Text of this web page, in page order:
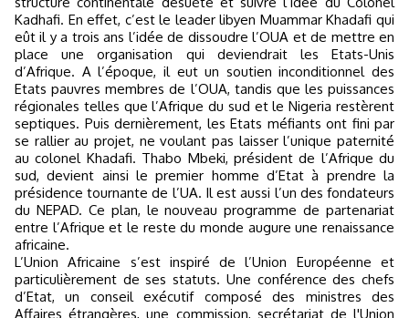
Kadhafi. En effet, c’est le leader libyen Muammar Khadafi qui
eût il y a trois ans l’idée de dissoudre l’OUA et de mettre en
place une organisation qui deviendrait les Etats-Unis
d’Afrique. A l’époque, il eut un soutien inconditionnel des
Etats pauvres membres de l’OUA, tandis que les puissances
régionales telles que l’Afrique du sud et le Nigeria restèrent
septiques. Puis dernièrement, les Etats méfiants ont fini par
se rallier au projet, ne voulant pas laisser l’unique paternité
au colonel Khadafi. Thabo Mbeki, président de l’Afrique du
sud, devient ainsi le premier homme d’Etat à prendre la
présidence tournante de l’UA. Il est aussi l’un des fondateurs
du NEPAD. Ce plan, le nouveau programme de partenariat
entre l’Afrique et le reste du monde augure une renaissance
africaine.
L’Union Africaine s’est inspiré de l’Union Européenne et
particulièrement de ses statuts. Une conférence des chefs
d’Etat, un conseil exécutif composé des ministres des
Affaires étrangères, une commission, secrétariat de l'Union